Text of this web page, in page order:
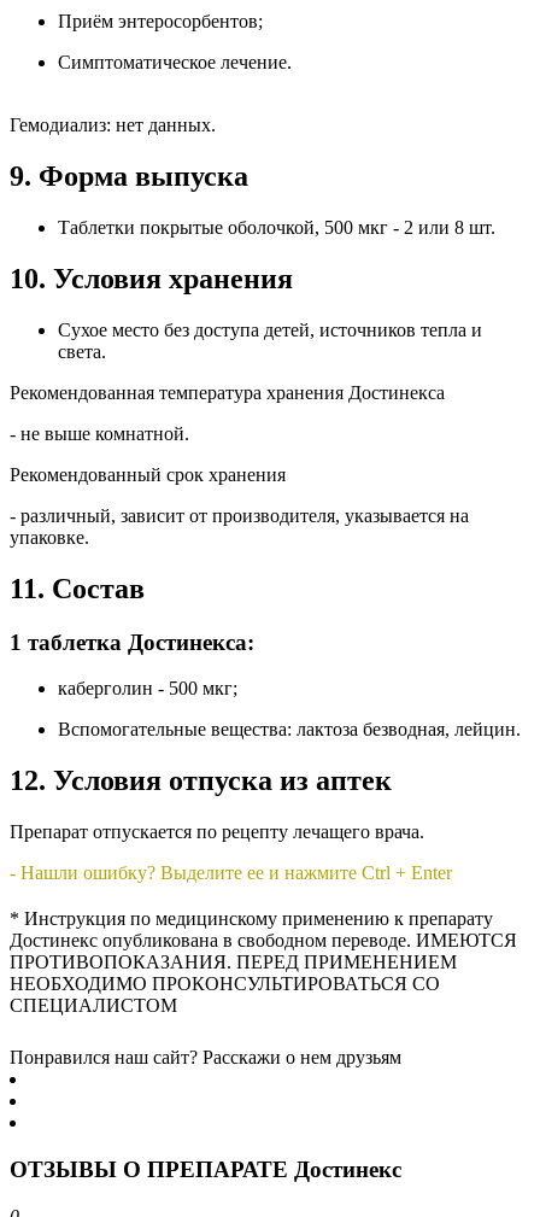
Приём энтеросорбентов;
Симптоматическое лечение.
Гемодиализ: нет данных.
9. Форма выпуска
Таблетки покрытые оболочкой, 500 мкг - 2 или 8 шт.
10. Условия хранения
Сухое место без доступа детей, источников тепла и
света.
Рекомендованная температура хранения Достинекса
- не выше комнатной.
Рекомендованный срок хранения
- различный, зависит от производителя, указывается на
упаковке.
11. Состав
1 таблетка Достинекса:
каберголин - 500 мкг;
Вспомогательные вещества: лактоза безводная, лейцин.
12. Условия отпуска из аптек
Препарат отпускается по рецепту лечащего врача.
- Нашли ошибку? Выделите ее и нажмите Ctrl + Enter
* Инструкция по медицинскому применению к препарату
Достинекс опубликована в свободном переводе. ИМЕЮТСЯ
ПРОТИВОПОКАЗАНИЯ. ПЕРЕД ПРИМЕНЕНИЕМ
НЕОБХОДИМО ПРОКОНСУЛЬТИРОВАТЬСЯ СО
СПЕЦИАЛИСТОМ
Понравился наш сайт? Расскажи о нем друзьям
ОТЗЫВЫ О ПРЕПАРАТЕ Достинекс